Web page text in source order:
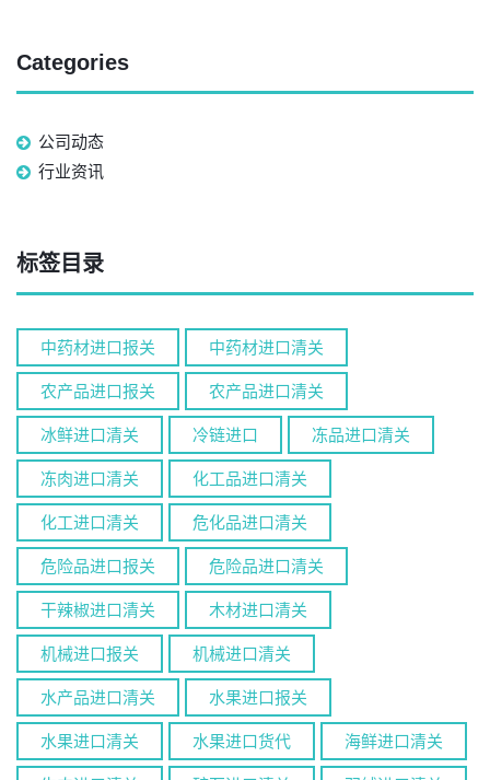
Categories
公司动态
行业资讯
标签目录
中药材进口报关 中药材进口清关
农产品进口报关 农产品进口清关
冰鲜进口清关 冷链进口 冻品进口清关
冻肉进口清关 化工品进口清关
化工进口清关 危化品进口清关
危险品进口报关 危险品进口清关
干辣椒进口清关 木材进口清关
机械进口报关 机械进口清关
水产品进口清关 水果进口报关
水果进口清关 水果进口货代 海鲜进口清关